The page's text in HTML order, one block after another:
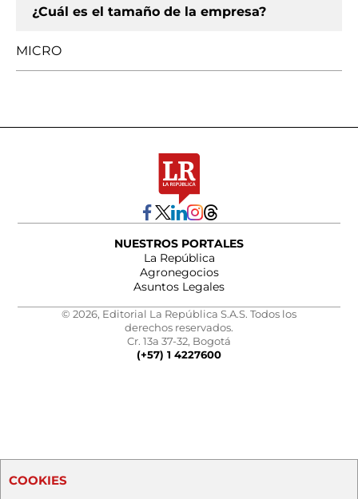
¿Cuál es el tamaño de la empresa?
MICRO
NUESTROS PORTALES
La República
Agronegocios
Asuntos Legales
© 2026, Editorial La República S.A.S. Todos los
derechos reservados.
Cr. 13a 37-32, Bogotá
(+57) 1 4227600
COOKIES